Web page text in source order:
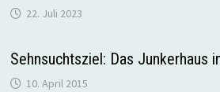
22. Juli 2023
Sehnsuchtsziel: Das Junkerhaus
10. April 2015